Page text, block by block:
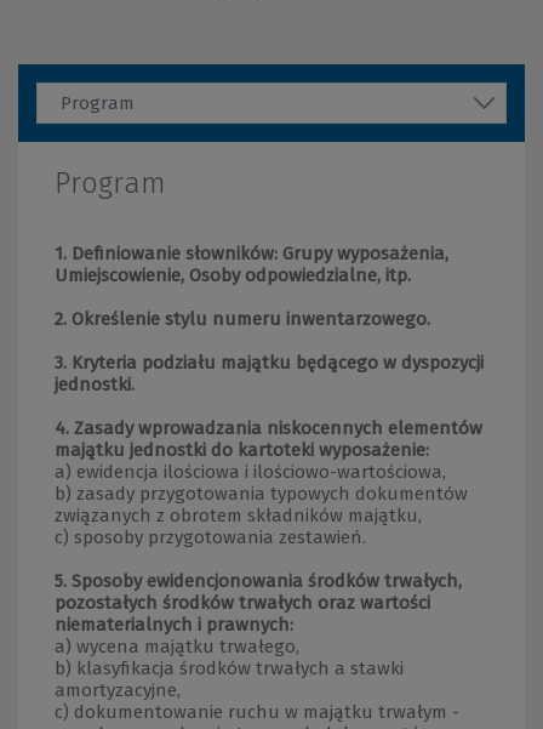
Program
Program
1. Definiowanie słowników: Grupy wyposażenia,
Umiejscowienie, Osoby odpowiedzialne, itp.
2. Określenie stylu numeru inwentarzowego.
3. Kryteria podziału majątku będącego w dyspozycji
jednostki.
4. Zasady wprowadzania niskocennych elementów
majątku jednostki do kartoteki wyposażenie:
a) ewidencja ilościowa i ilościowo-wartościowa,
b) zasady przygotowania typowych dokumentów
związanych z obrotem składników majątku,
c) sposoby przygotowania zestawień.
5. Sposoby ewidencjonowania środków trwałych,
pozostałych środków trwałych oraz wartości
niematerialnych i prawnych:
a) wycena majątku trwałego,
b) klasyfikacja środków trwałych a stawki
amortyzacyjne,
c) dokumentowanie ruchu w majątku trwałym -